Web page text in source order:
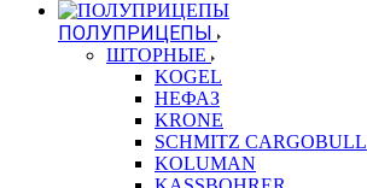
ПОЛУПРИЦЕПЫ
ШТОРНЫЕ
KOGEL
НЕФАЗ
KRONE
SCHMITZ CARGOBULL
KOLUMAN